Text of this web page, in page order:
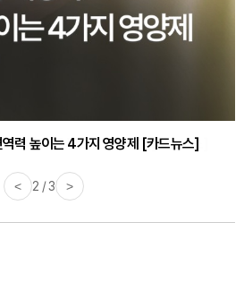
역력 높이는 4가지 영양제 [카드뉴스]
< 3 / 3 >